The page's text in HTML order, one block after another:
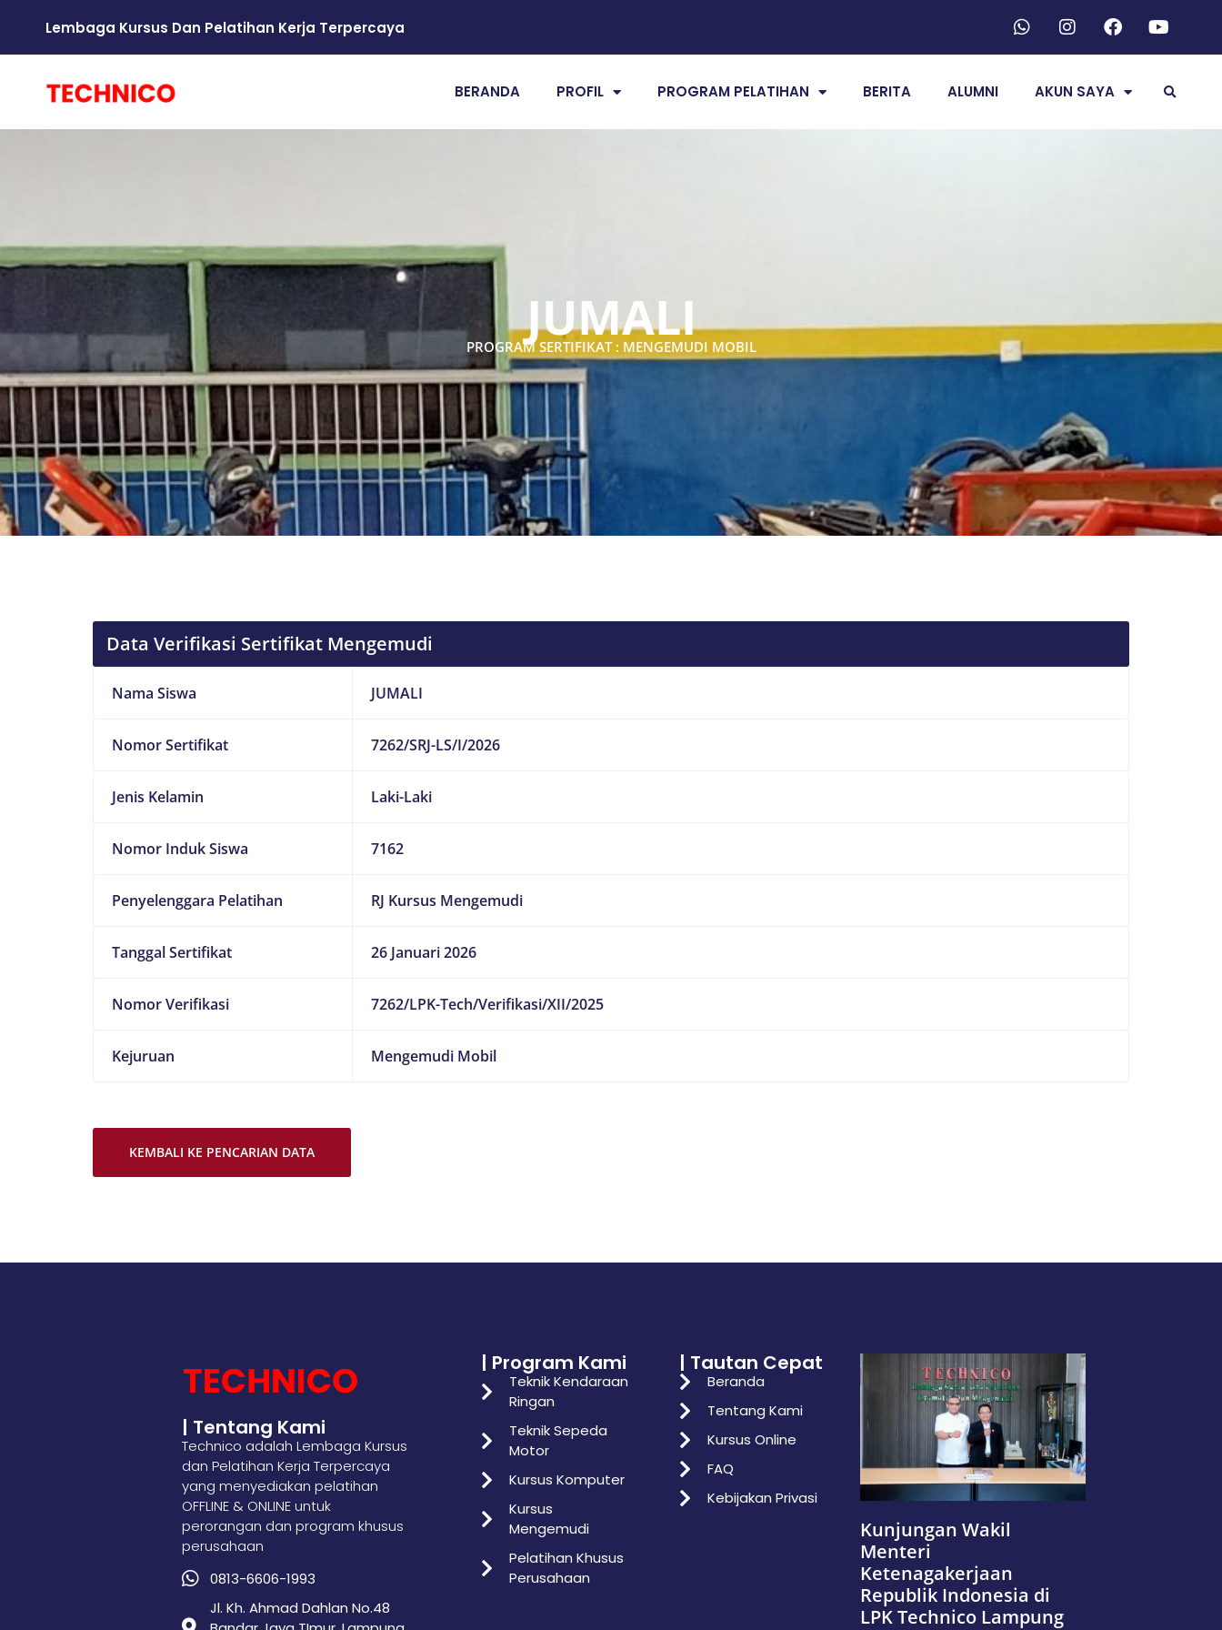
Lembaga Kursus Dan Pelatihan Kerja Terpercaya
BERANDA PROFIL PROGRAM PELATIHAN BERITA ALUMNI AKUN SAYA
JUMALI
PROGRAM SERTIFIKAT : MENGEMUDI MOBIL
Data Verifikasi Sertifikat Mengemudi
Nama Siswa JUMALI
Nomor Sertifikat 7262/SRJ-LS/I/2026
Jenis Kelamin Laki-Laki
Nomor Induk Siswa 7162
Penyelenggara Pelatihan RJ Kursus Mengemudi
Tanggal Sertifikat 26 Januari 2026
Nomor Verifikasi 7262/LPK-Tech/Verifikasi/XII/2025
Kejuruan Mengemudi Mobil
KEMBALI KE PENCARIAN DATA
| Tentang Kami
Technico adalah Lembaga Kursus
dan Pelatihan Kerja Terpercaya
yang menyediakan pelatihan
OFFLINE & ONLINE untuk
perorangan dan program khusus
perusahaan
0813-6606-1993
Jl. Kh. Ahmad Dahlan No.48
| Program Kami
Teknik Kendaraan
Ringan
Teknik Sepeda
Motor
Kursus Komputer
Kursus
Mengemudi
Pelatihan Khusus
Perusahaan
| Tautan Cepat
Beranda
Tentang Kami
Kursus Online
FAQ
Kebijakan Privasi
Kunjungan Wakil
Menteri
Ketenagakerjaan
Republik Indonesia di
LPK Technico Lampung